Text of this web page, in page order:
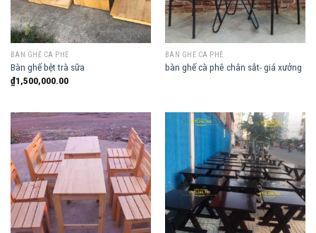
BÀN GHẾ CÀ PHÊ
Bàn ghế bệt trà sữa
₫1,500,000.00
BÀN GHẾ CÀ PHÊ
bàn ghế cà phê chân sắt- giá xưởng